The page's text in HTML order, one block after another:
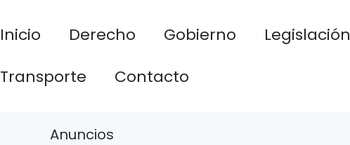
Inicio Derecho Gobierno Legislación
Transporte
Contacto
Anuncios